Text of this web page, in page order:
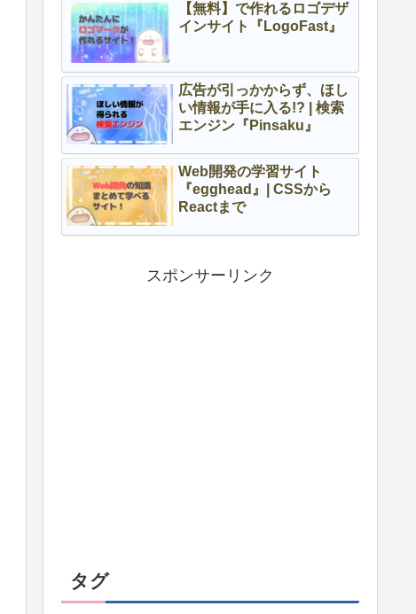
【無料】で作れるロゴデザ
インサイト『LogoFast』
広告が引っかからず、ほし
い情報が手に入る!? | 検索
エンジン『Pinsaku』
Web開発の学習サイト
『egghead』| CSSから
Reactまで
スポンサーリンク
タグ